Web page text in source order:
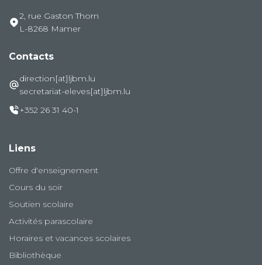
2, rue Gaston Thorn
L-8268 Mamer
Contacts
direction[at]ljbm.lu
secretariat-eleves[at]ljbm.lu
+352 26 31 40-1
Liens
Offre d'enseignement
Cours du soir
Soutien scolaire
Activités parascolaire
Horaires et vacances scolaires
Bibliothèque